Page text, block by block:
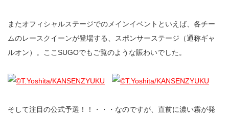
またオフィシャルステージでのメインイベントといえば、各チー
ムのレースクイーンが登場する、スポンサーステージ（通称ギャ
ルオン）。ここSUGOでもご覧のような賑わいでした。
そして注目の公式予選！！・・・なのですが、直前に濃い霧が発